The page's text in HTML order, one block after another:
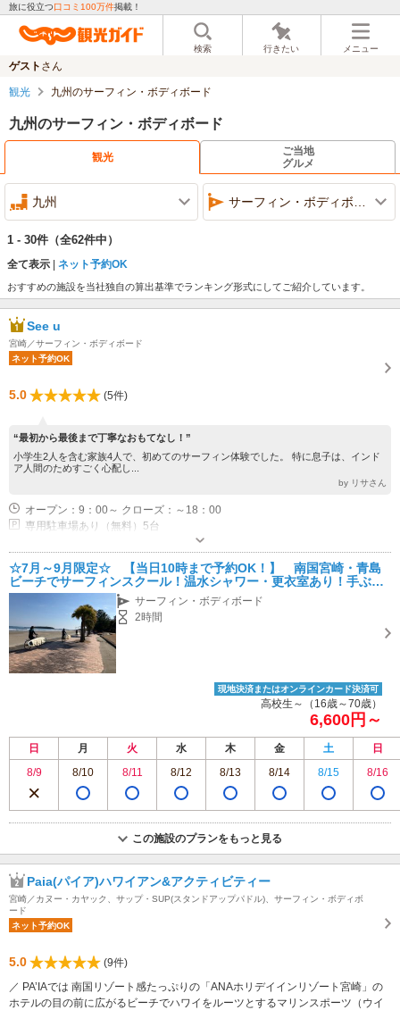
旅に役立つ口コミ100万件掲載！
検索 行きたい メニュー
ゲスト さん
観光 九州のサーフィン・ボディボード
九州のサーフィン・ボディボード
観光
ご当地
グルメ
九州 サーフィン・ボディボード
1 - 30件 （全62件中）
全て表示 ネット予約OK
おすすめの施設を当社独自の算出基準でランキング形式にしてご紹介しています。
See u
宮崎／サーフィン・ボディボード
ネット予約OK
5.0 (5件)
“最初から最後まで丁寧なおもてなし！”
小学生2人を含む家族4人で、初めてのサーフィン体験でした。 特に息子は、インド
ア人間のためすごく心配し...
by リサさん
オープン：9：00～ クローズ：～18：00
専用駐車場あり（無料）5台
☆7月～9月限定☆ 【当日10時まで予約OK！】 南国宮崎・青島
ビーチでサーフィンスクール！温水シャワー・更衣室あり！手ぶら
でOK！
サーフィン・ボディボード
2時間
現地決済またはオンラインカード決済可
高校生～（16歳～70歳）
6,600円～
日 月 火 水 木 金 土
日
8/9
8/10 8/11 8/12 8/13 8/14 8/15 8/16
この施設のプランをもっと見る
Paia(パイア)ハワイアン&アクティビティー
宮崎／カヌー・カヤック、サップ・SUP(スタンドアップパドル)、サーフィン・ボディボ
ード
ネット予約OK
5.0
(9件)
／ PA’IAでは 南国リゾート感たっぷりの「ANAホリデイインリゾート宮崎」の
ホテルの目の前に広がるビーチでハワイをルーツとするマリンスポーツ（ウイ